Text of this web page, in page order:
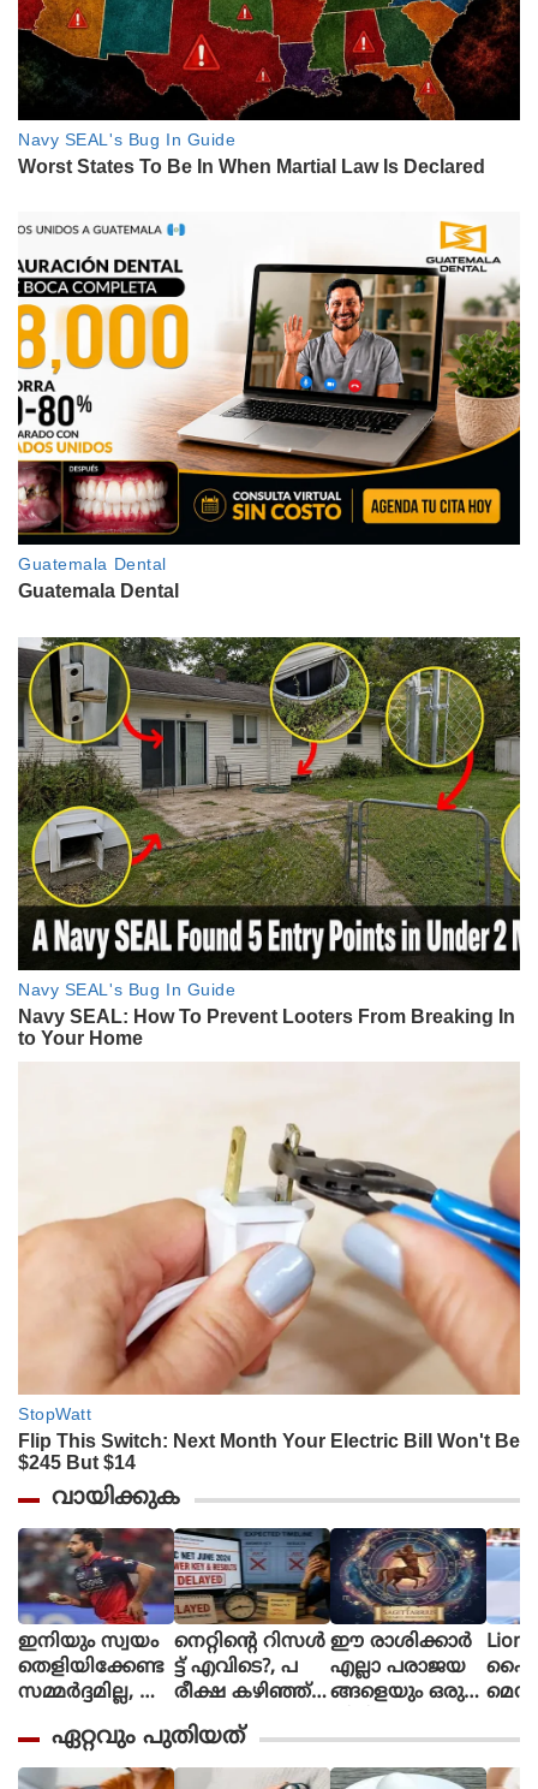
വായിക്കുക
ഇനിയും സ്വയം
തെളിയിക്കേണ്ട
സമ്മർദ്ദമില്ല, അ
ഭിച്ചാൽ സ
ന്തോഷം അത്ര
നെറ്റിൻ്റെ റിസൾ
ട്ട് എവിടെ?, പ
രീക്ഷ കഴിഞ്ഞ്
ഒരു മാസ
മായിട്ടും ഉത്തര
സൂചിക
ഈ രാശിക്കാര്‍
എല്ലാ പരാജയ
ങ്ങളെയും ഒരു
വാക്കി മാറ്റുന്നു
ഏറ്റവും പുതിയത്